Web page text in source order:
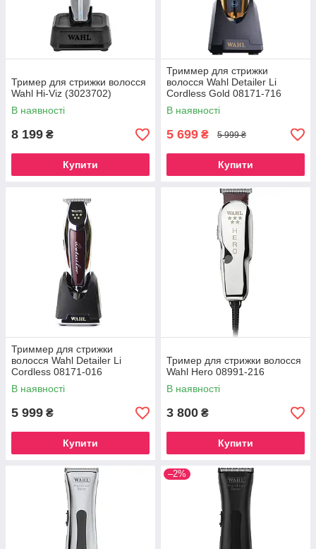
Тример для стрижки волосся
Wahl Hi-Viz (3023702)
В наявності
8 199 ₴
Купити
Триммер для стрижки
волосся Wahl Detailer Li
Cordless Gold 08171-716
В наявності
5 699 ₴ 5 999 ₴
Купити
Триммер для стрижки
волосся Wahl Detailer Li
Cordless 08171-016
В наявності
5 999 ₴
Купити
Тример для стрижки волосся
Wahl Hero 08991-216
В наявності
3 800 ₴
Купити
–2%